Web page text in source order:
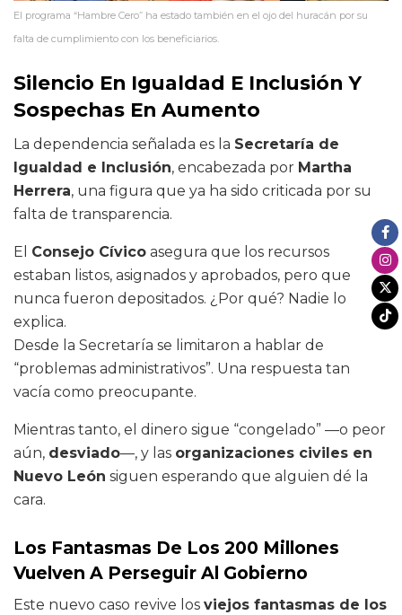
El programa “Hambre Cero” ha estado también en el ojo del huracán por su
falta de cumplimiento con los beneficiarios.
Silencio En Igualdad E Inclusión Y
Sospechas En Aumento
La dependencia señalada es la Secretaría de
Igualdad e Inclusión, encabezada por Martha
Herrera, una figura que ya ha sido criticada por su
falta de transparencia.
El Consejo Cívico asegura que los recursos
estaban listos, asignados y aprobados, pero que
nunca fueron depositados. ¿Por qué? Nadie lo
explica.
Desde la Secretaría se limitaron a hablar de
“problemas administrativos”. Una respuesta tan
vacía como preocupante.
Mientras tanto, el dinero sigue “congelado” —o peor
aún, desviado—, y las organizaciones civiles en
Nuevo León siguen esperando que alguien dé la
cara.
Los Fantasmas De Los 200 Millones
Vuelven A Perseguir Al Gobierno
Este nuevo caso revive los viejos fantasmas de los